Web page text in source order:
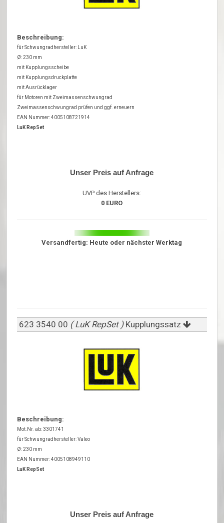
Beschreibung:
für Schwungradhersteller: LuK
Ø: 230 mm
mit Kupplungsscheibe
mit Kupplungsdruckplatte
mit Ausrücklager
für Motoren mit Zweimassenschwungrad
Zweimassenschwungrad prüfen und ggf. erneuern
EAN Nummer: 4005108721914
LuK RepSet
Unser Preis auf Anfrage
UVP des Herstellers:
0 EURO
Versandfertig: Heute oder nächster Werktag
623 3540 00 ( LuK RepSet ) Kupplungssatz
Beschreibung:
Mot.Nr. ab: 3301741
für Schwungradhersteller: Valeo
Ø: 230 mm
EAN Nummer: 4005108949110
LuK RepSet
Unser Preis auf Anfrage